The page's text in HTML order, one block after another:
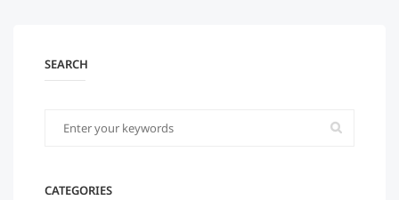
SEARCH
CATEGORIES